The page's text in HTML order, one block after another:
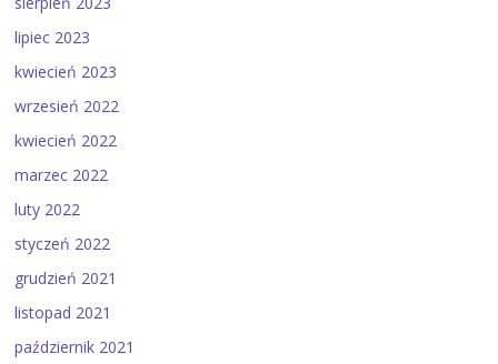
lipiec 2023
kwiecień 2023
wrzesień 2022
kwiecień 2022
marzec 2022
luty 2022
styczeń 2022
grudzień 2021
listopad 2021
październik 2021